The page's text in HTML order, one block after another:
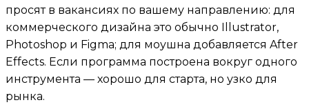
просят в вакансиях по вашему направлению: для
коммерческого дизайна это обычно Illustrator,
Photoshop и Figma; для моушна добавляется After
Effects. Если программа построена вокруг одного
инструмента — хорошо для старта, но узко для
рынка.